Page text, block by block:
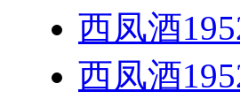
西凤酒
西凤酒